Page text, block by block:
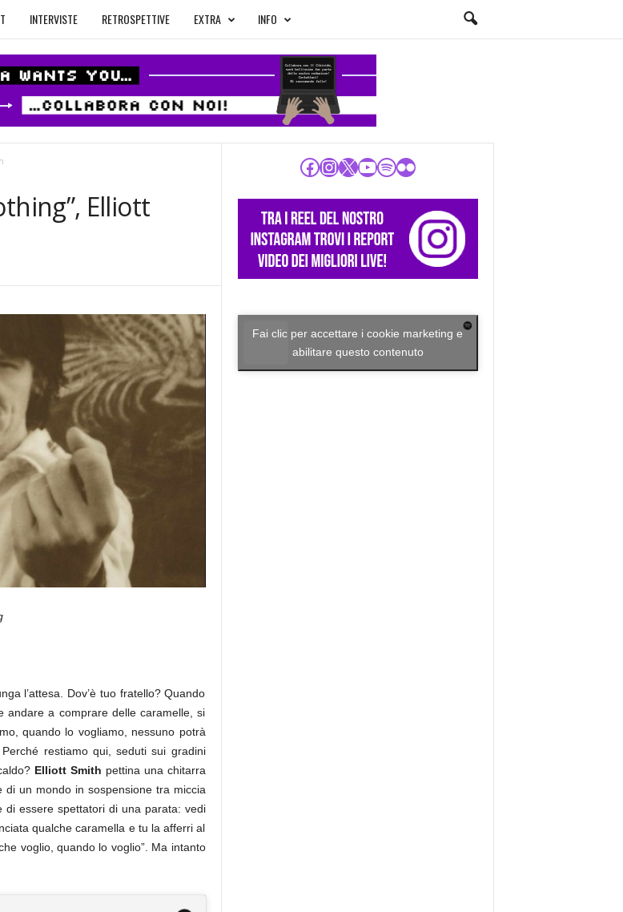
INTERVISTE RETROSPETTIVE EXTRA INFO
Elliott
l’attesa. Dov’è tuo fratello? Quando
andare a comprare delle caramelle, si
quando lo vogliamo, nessuno potrà
restiamo qui, seduti sui gradini
Elliott Smith pettina una chitarra
di un mondo in sospensione tra miccia
di essere spettatori di una parata: vedi
qualche caramella e tu la afferri al
voglio, quando lo voglio”. Ma intanto
Facebook
Instagram
X YouTube
Spotify
Flickr
Fai clic per accettare i cookie marketing e
abilitare questo contenuto